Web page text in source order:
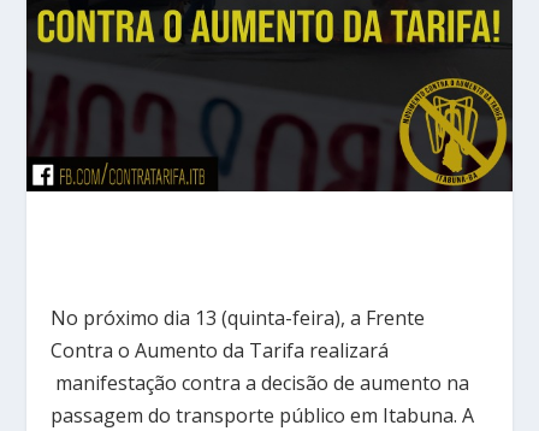
No próximo dia 13 (quinta-feira), a Frente
Contra o Aumento da Tarifa realizará
manifestação contra a decisão de aumento na
passagem do transporte público em Itabuna. A